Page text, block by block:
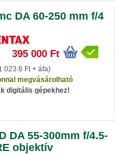
DA 60-250 mm f/4
395 000 Ft
023.6 Ft + áfa)
megvásárolható
digitális gépekhez!
DA 55-300mm f/4.5-
objektív